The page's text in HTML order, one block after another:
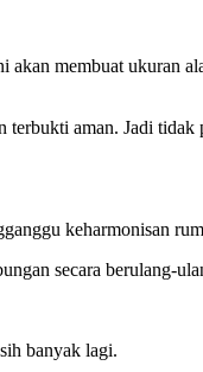
membuat ukuran
terbukti aman. Jadi
keharmonisan
secara berulang-
banyak lagi.